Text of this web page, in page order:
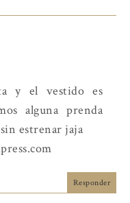
y el vestido es
alguna prenda
estrenar jaja
Responder